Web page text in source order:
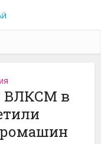
ВЛКСМ в